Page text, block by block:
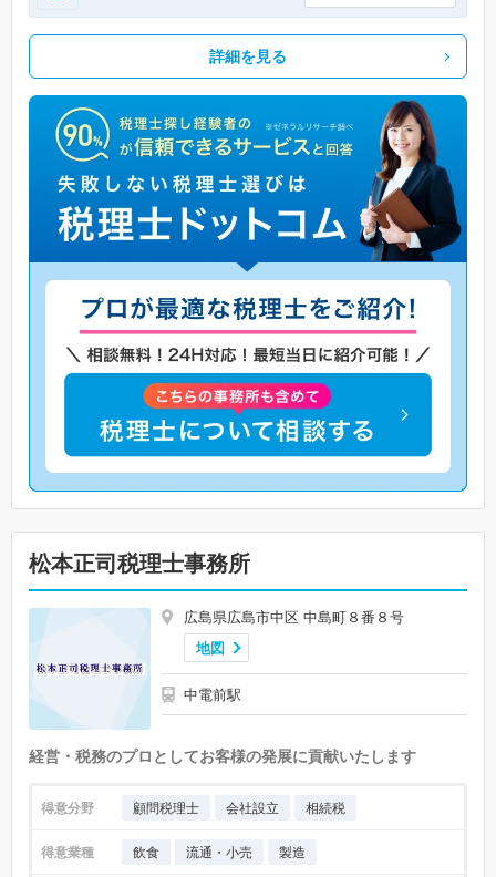
詳細を見る
松本正司税理士事務所
広島県広島市中区 中島町８番８号
地図
中電前駅
経営・税務のプロとしてお客様の発展に貢献いたします
得意分野 顧問税理士 会社設立 相続税
得意業種 飲食 流通・小売 製造